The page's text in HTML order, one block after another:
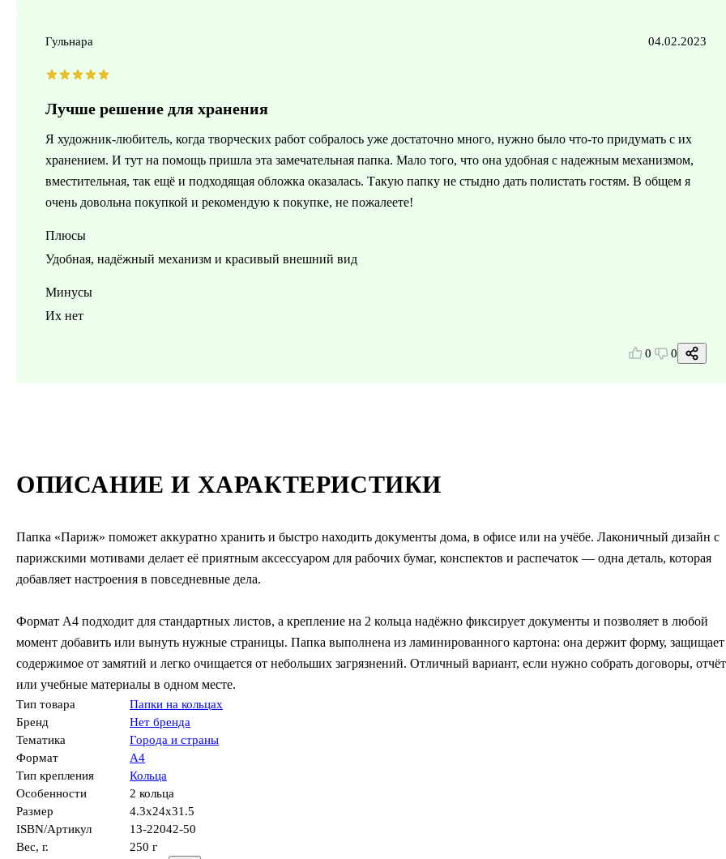
ОПИСАНИЕ И ХАРАКТЕРИСТИКИ
Папка «Париж» поможет аккуратно хранить и быстро находить документы дома, в офисе или на учёбе. Лаконичный дизайн с
парижскими мотивами делает её приятным аксессуаром для рабочих бумаг, конспектов и распечаток — одна деталь, которая
добавляет настроения в повседневные дела.
Формат А4 подходит для стандартных листов, а крепление на 2 кольца надёжно фиксирует документы и позволяет в любой
момент добавить или вынуть нужные страницы. Папка выполнена из ламинированного картона: она держит форму, защищает
содержимое от замятий и легко очищается от небольших загрязнений. Отличный вариант, если нужно собрать договоры,
или учебные материалы в одном месте.
Тип товара
Папки на кольцах
Бренд
Нет бренда
Тематика
Города и страны
Формат
А4
Тип крепления
Кольца
Особенности
2 кольца
Размер
4.3x24x31.5
ISBN/Артикул
13-22042-50
Вес, г.
250 г
Гульнара 04.02.2023
Лучше решение для хранения
Я художник-любитель, когда творческих работ собралось уже достаточно много, нужно было что-то придумать с их
хранением. И тут на помощь пришла эта замечательная папка. Мало того, что она удобная с надежным механизмом,
вместительная, так ещё и подходящая обложка оказалась. Такую папку не стыдно дать полистать гостям. В общем я
очень довольна покупкой и рекомендую к покупке, не пожалеете!
Плюсы
Удобная, надёжный механизм и красивый внешний вид
Минусы
Их нет
0 0